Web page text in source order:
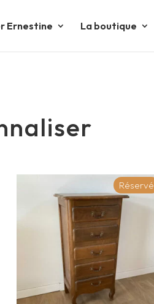
Ernestine La boutique
Réservé